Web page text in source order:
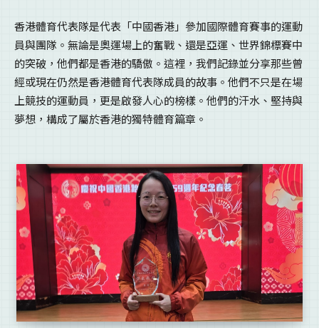
香港體育代表隊是代表「中國香港」參加國際體育賽事的運動
員與團隊。無論是奧運場上的奮戰、還是亞運、世界錦標賽中
的突破，他們都是香港的驕傲。這裡，我們記錄並分享那些曾
經或現在仍然是香港體育代表隊成員的故事。他們不只是在場
上競技的運動員，更是啟發人心的榜樣。他們的汗水、堅持與
夢想，構成了屬於香港的獨特體育篇章。